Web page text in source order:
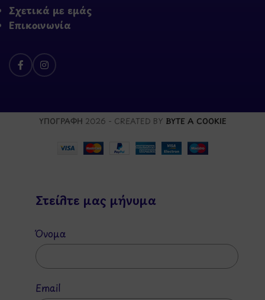
Σχετικά με εμάς
Επικοινωνία
ΥΠΟΓΡΑΦΗ 2026 - CREATED BY BYTE A COOKIE
Στείλτε μας μήνυμα
Όνομα
Email